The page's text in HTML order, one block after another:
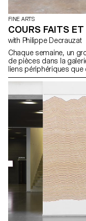
FINE ARTS
COURS FAITS
with Philippe Decrauzat
Chaque semaine, un
de pièces dans la
liens périphériques